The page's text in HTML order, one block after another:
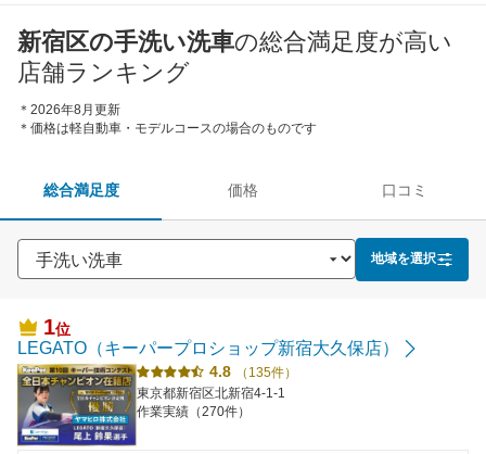
新宿区の手洗い洗車の総合満足度が高い
店舗ランキング
＊2026年8月更新
＊価格は軽自動車・モデルコースの場合のものです
総合満足度 価格 口コミ
地域を選択
1位
LEGATO（キーパープロショップ新宿大久保店）
4.8
（135件）
東京都新宿区北新宿4-1-1
作業実績（270件）